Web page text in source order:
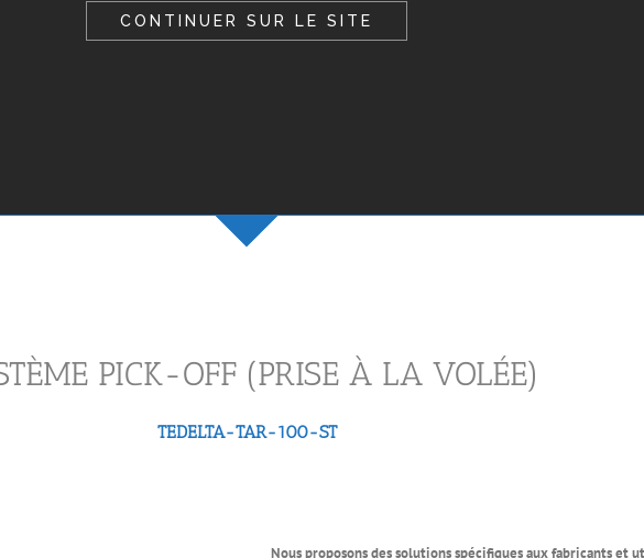
CONTINUER SUR LE SITE
PICK-OFF (PRISE À LA VOLÉE)
TEDELTA-TAR-100-ST
Nous proposons des solutions spécifiques aux fabricants et